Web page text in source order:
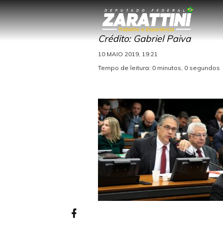
Crédito: Gabriel Paiva
10 MAIO 2019, 19:21
Tempo de leitura: 0 minutos, 0 segundos